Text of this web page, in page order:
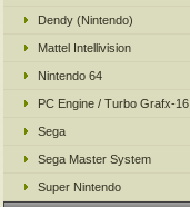
Dendy (Nintendo)
Mattel Intellivision
Nintendo 64
PC Engine / Turbo Grafx-16
Sega
Sega Master System
Super Nintendo